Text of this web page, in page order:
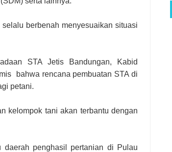
berbenah menyesuaikan situasi
STA Jetis Bandungan, Kabid
bahwa rencana pembuatan STA di
petani.
kelompok tani akan terbantu dengan
daerah penghasil pertanian di Pulau